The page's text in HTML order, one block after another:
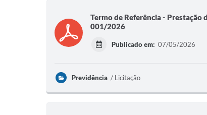
Termo de Referência - Prestação
001/2026
Publicado em: 07/05/2026
Previdência Licitação